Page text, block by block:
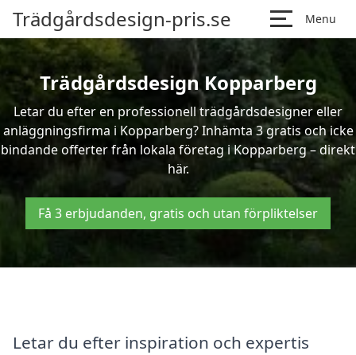
Trädgårdsdesign-pris.se Menu
Trädgårdsdesign Kopparberg
Letar du efter en professionell trädgårdsdesigner eller
anläggningsfirma i Kopparberg? Inhämta 3 gratis och icke
bindande offerter från lokala företag i Kopparberg – direkt
här.
Få 3 erbjudanden, gratis och utan förpliktelser
Letar du efter inspiration och expertis